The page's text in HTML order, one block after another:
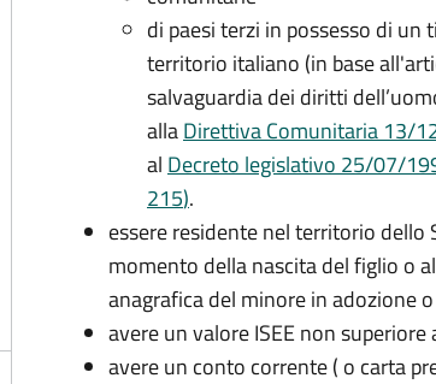
di paesi terzi in possesso di
territorio italiano (in base
salvaguardia dei diritti
allaDirettiva Comunitaria 13/
al Decreto legislativo 25/07/
215).
essere residente nel territorio
momento della nascita del figlio o
anagrafica del minore in adozione
avere un valore ISEE non
avere un conto corrente ( o carta